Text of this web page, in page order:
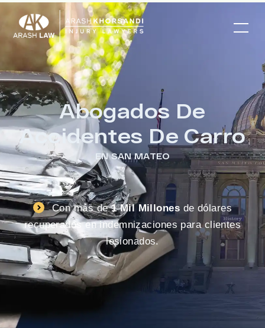
Abogados De
Accidentes De Carro
EN SAN MATEO
Con más de1 Mil Millones de dólares
recuperados en indemnizaciones para clientes
lesionados.